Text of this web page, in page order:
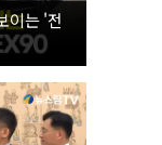
이는 '전